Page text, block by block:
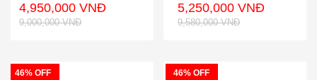
4,950,000 VNĐ
9,000,000 VNĐ
5,250,000 VNĐ
9,580,000 VNĐ
46% OFF 46% OFF